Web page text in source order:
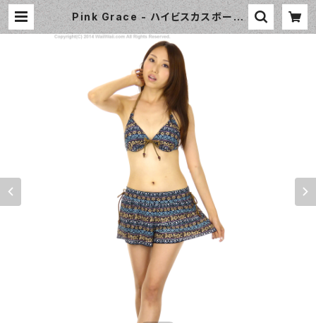
Pink Grace - ハイビスカスボーダ
ービキニ 3点セット（4807 - 75:ネ
イビーブルー） | WaiiWaii Swimw
ear Shop（ワイワイ水着）